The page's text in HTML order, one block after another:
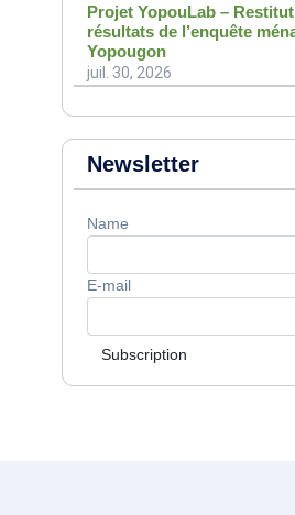
Projet YopouLab –
résultats de l’enquête
Yopougon
juil. 30, 2026
Newsletter
Name
E-mail
Subscription